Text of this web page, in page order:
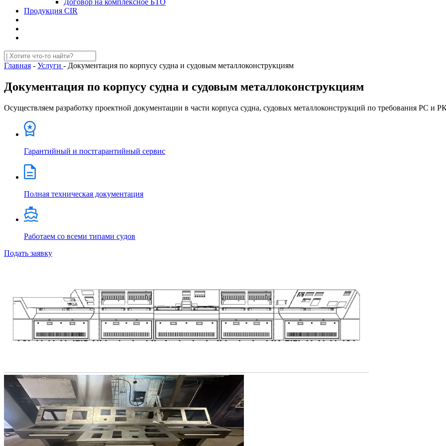
Договор на комплексное БТО
Продукция CIR
Главная - Услуги - Документация по корпусу судна и судовым металлоконструкциям
Документация по корпусу судна и судовым металлоконструкциям
Осуществляем разработку проектной документации в части корпуса судна, судовых металлоконструкций по требования РС и
Гарантийный и постгарантийный сервис
Полная техническая документация
Работаем со всеми типами судов
Подать заявку